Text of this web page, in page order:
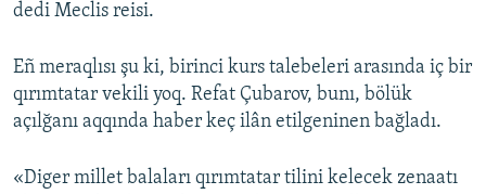
dedi Meclis reisi.
Eñ meraqlısı şu ki, birinci kurs talebeleri arasında iç bir
qırımtatar vekili yoq. Refat Çubarov, bunı, bölük
açılğanı aqqında haber keç ilân etilgeninen bağladı.
«Diger millet balaları qırımtatar tilini kelecek zenaatı